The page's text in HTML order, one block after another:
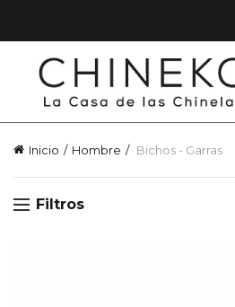
Inicio Hombre Bichos - Garras
Filtros